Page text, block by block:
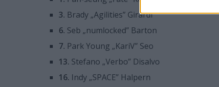
3. Brady „Agilities” Girardi
6. Seb „numlocked” Barton
7. Park Young „KariV” Seo
13. Stefano „Verbo” Disalvo
16. Indy „SPACE” Halpern